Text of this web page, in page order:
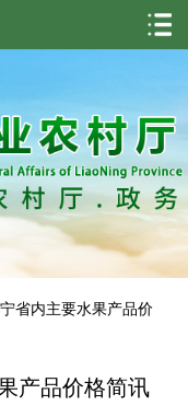
省内主要水果产品价
产品价格简讯